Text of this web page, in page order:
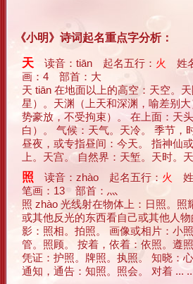
《小明》诗词起名重点字分析：
天 读音：tiān 起名五行： 火 姓
画：4 部首：大
天 tiān 在地面以上的高空：天空。
星）。天渊（上天和深渊，喻差别
势豪放，不受拘束）。 在上面：天
白）。 气候：天气。天冷。 季节，
昼夜，或专指昼间：今天。 指神仙
上。天宫。 自然界：天堑。天时。
照 读音：zhào 起名五行： 火 姓
笔画：13 部首：灬
照 zhào 光线射在物体上：日照。照
或其他反光的东西看自己或其他人
影：照相。拍照。 画像或相片：小
管。照顾。 按着，依着：依照。遵
凭证：护照。牌照。执照。 知晓：
通知，通告：知照。照会。 对着 ...